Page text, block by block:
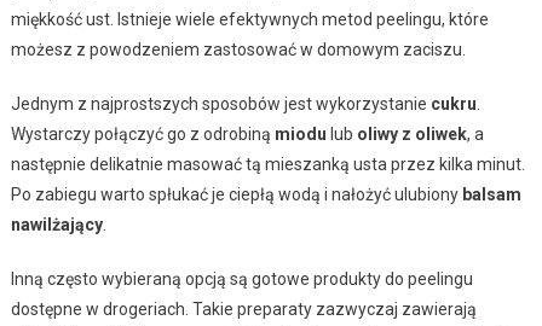
miękkość ust. Istnieje wiele efektywnych metod peelingu, które
możesz z powodzeniem zastosować w domowym zaciszu.
Jednym z najprostszych sposobów jest wykorzystanie cukru
Wystarczy połączyć go z odrobiną miodu lub oliwy z oliwek, a
następnie delikatnie masować tą mieszanką usta przez kilka minut.
Po zabiegu warto spłukać je ciepłą wodą i nałożyć ulubiony balsam
nawilżający.
Inną często wybieraną opcją są gotowe produkty do peelingu
dostępne w drogeriach. Takie preparaty zazwyczaj zawierają